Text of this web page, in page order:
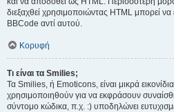
διεξαχθεί χρησιμοποιώντας HTML μπορεί
BBCode αντί αυτού.
Κορυφή
Τι είναι τα Smilies;
Τα Smilies, ή Emoticons, είναι μικρά
χρησιμοποιηθούν για να εκφράσουν
σύντομο κώδικα, π.χ. :) υποδηλώνει